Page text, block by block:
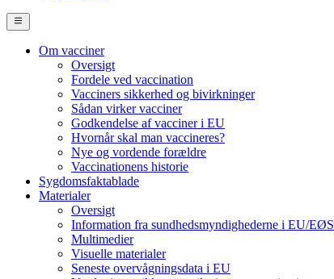
Navigation
(desktop)
Om vacciner
Oversigt
Fordele ved vaccination
Vacciners sikkerhed og bivirkninger
Sådan virker vacciner
Godkendelse af vacciner i EU
Hvornår skal man vaccineres?
Nye og vordende forældre
Vaccinationens historie
Sygdomsfaktablade
Materialer
Oversigt
Information fra sundhedsmyndighederne i EU/EØS
Multimedier
Visuelle materialer
Seneste overvågningsdata i EU